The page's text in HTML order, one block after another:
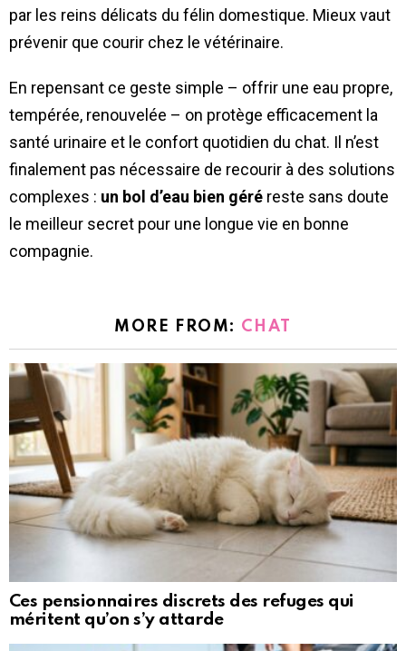
par les reins délicats du félin domestique. Mieux vaut
prévenir que courir chez le vétérinaire.
En repensant ce geste simple – offrir une eau propre,
tempérée, renouvelée – on protège efficacement la
santé urinaire et le confort quotidien du chat. Il n’est
finalement pas nécessaire de recourir à des solutions
complexes : un bol d’eau bien géré reste sans doute
le meilleur secret pour une longue vie en bonne
compagnie.
MORE FROM: CHAT
Ces pensionnaires discrets des refuges qui
méritent qu’on s’y attarde